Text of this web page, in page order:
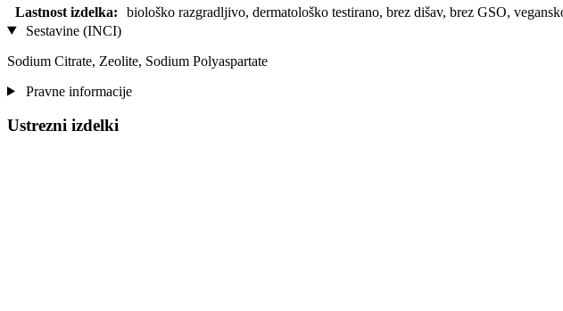
Lastnost izdelka:
biološko razgradljivo, dermatološko testirano, brez dišav, brez GSO,
Sestavine (INCI)
Sodium Citrate, Zeolite, Sodium Polyaspartate
Pravne informacije
Ustrezni izdelki